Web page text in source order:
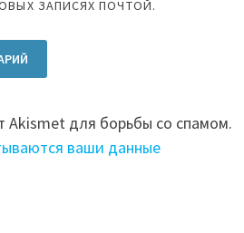
ЗАПИСЯХ ПОЧТОЙ.
Akismet для борьбы со спамом.
ваши данные